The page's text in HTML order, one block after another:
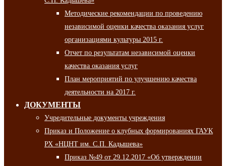
Методические рекомендации по проведению
независимой оценки качества оказания услуг
организациями культуры 2015 г.
Отчет по результатам независимой оценки
качества оказания услуг
План мероприятий по улучшению качества
деятельности на 2017 г.
ДОКУМЕНТЫ
Учредительные документы учреждения
Приказ и Положение о клубных формированиях ГАУК
РХ «НЦНТ им. С.П. Кадышева»
Приказ №49 от 29.12.2017 «Об утверждении